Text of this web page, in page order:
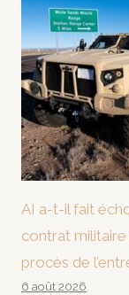
AI a-t-il fait
contrat
procès de
6 août 2026